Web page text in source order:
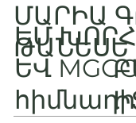
ՄԱՐԻԱ
ԹԱՆԵՍԵ
ԵՄ
ԵՎ